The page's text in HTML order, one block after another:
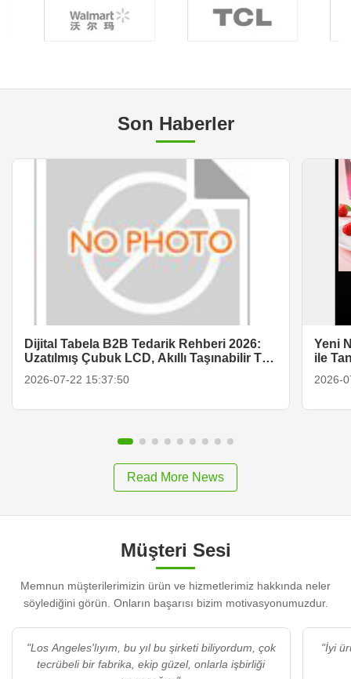
Son Haberler
Dijital Tabela B2B Tedarik Rehberi 2026:
Uzatılmış Çubuk LCD, Akıllı Taşınabilir TV
2026-07-22 15:37:50
Yeni
ile
2026-
Read More News
Müşteri Sesi
Memnun müşterilerimizin ürün ve hizmetlerimiz hakkında neler
söylediğini görün. Onların başarısı bizim motivasyonumuzdur.
"Los Angeles'lıyım, bu yıl bu şirketi biliyordum, çok
tecrübeli bir fabrika, ekip güzel, onlarla işbirliği